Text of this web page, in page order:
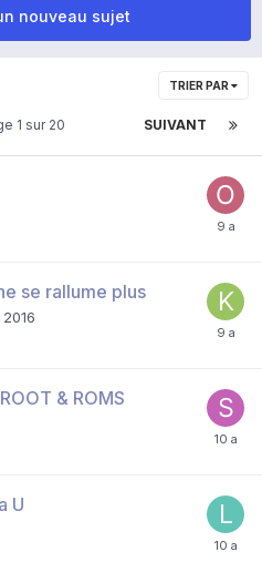
nouveau sujet
TRIER PAR
SUIVANT
1 sur 20
se rallume plus
& ROMS
U